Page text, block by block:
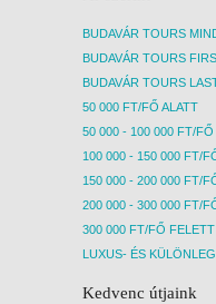
50 000 FT/FŐ ALATT
300 000 FT/FŐ FELETT
Kedvenc útjaink